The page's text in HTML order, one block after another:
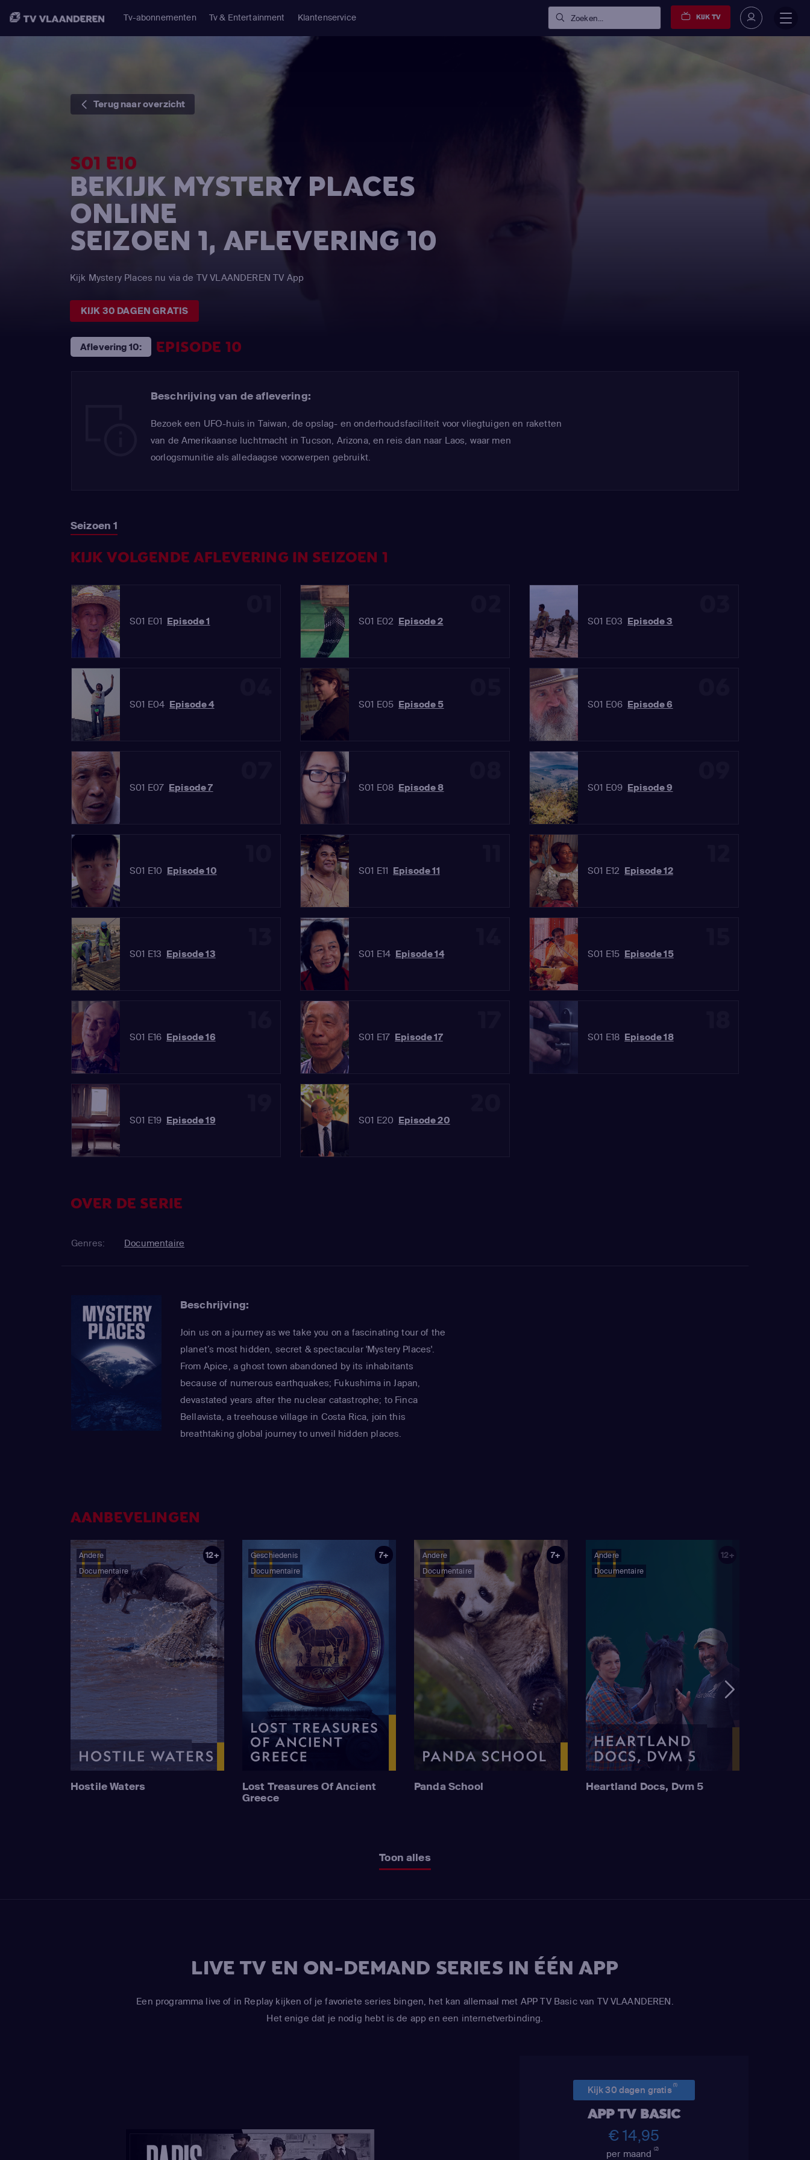
Tv-abonnementen Tv & Entertainment Klantenservice Zoeken... KIJK TV
Terug naar overzicht
S01 E10
BEKIJK MYSTERY PLACES
ONLINE
SEIZOEN 1, AFLEVERING 10
Kijk Mystery Places nu via de TV VLAANDEREN TV App
KIJK 30 DAGEN GRATIS
Aflevering 10: EPISODE 10
Beschrijving van de aflevering:
Bezoek een UFO-huis in Taiwan, de opslag- en onderhoudsfaciliteit voor vliegtuigen en raketten
van de Amerikaanse luchtmacht in Tucson, Arizona, en reis dan naar Laos, waar men
oorlogsmunitie als alledaagse voorwerpen gebruikt.
Seizoen 1
KIJK VOLGENDE AFLEVERING IN SEIZOEN 1
S01 E01 Episode 1 S01 E02 Episode 2 S01 E03 Episode 3
S01 E04 Episode 4 S01 E05 Episode 5 S01 E06 Episode 6
S01 E07 Episode 7 S01 E08 Episode 8 S01 E09 Episode 9
S01 E10 Episode 10 S01 E11 Episode 11 S01 E12 Episode 12
S01 E13 Episode 13 S01 E14 Episode 14 S01 E15 Episode 15
S01 E16 Episode 16 S01 E17 Episode 17 S01 E18 Episode 18
S01 E19 Episode 19 S01 E20 Episode 20
OVER DE SERIE
Genres: Documentaire
Beschrijving:
Join us on a journey as we take you on a fascinating tour of the
planet’s most hidden, secret & spectacular 'Mystery Places'.
From Apice, a ghost town abandoned by its inhabitants
because of numerous earthquakes; Fukushima in Japan,
devastated years after the nuclear catastrophe; to Finca
Bellavista, a treehouse village in Costa Rica, join this
breathtaking global journey to unveil hidden places.
AANBEVELINGEN
Andere
Documentaire
12+
Hostile Waters
Geschiedenis
Documentaire
7+
Lost Treasures Of Ancient
Greece
Andere
Documentaire
7+
Panda School
Andere
Documentaire
12+
Heartland Docs, Dvm 5
Toon alles
LIVE TV EN ON-DEMAND SERIES IN ÉÉN APP
Een programma live of in Replay kijken of je favoriete series bingen, het kan allemaal met APP TV Basic van TV VLAANDEREN.
Het enige dat je nodig hebt is de app en een internetverbinding.
Kijk 30 dagen gratis(1)
APP TV BASIC
€ 14,95
per maand(2)